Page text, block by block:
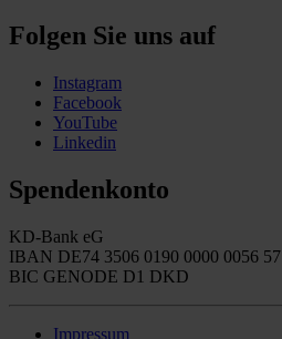
Folgen Sie uns auf
Instagram
Facebook
YouTube
Linkedin
Spendenkonto
KD-Bank eG
IBAN DE74 3506 0190 0000 0056 57
BIC GENODE D1 DKD
Impressum